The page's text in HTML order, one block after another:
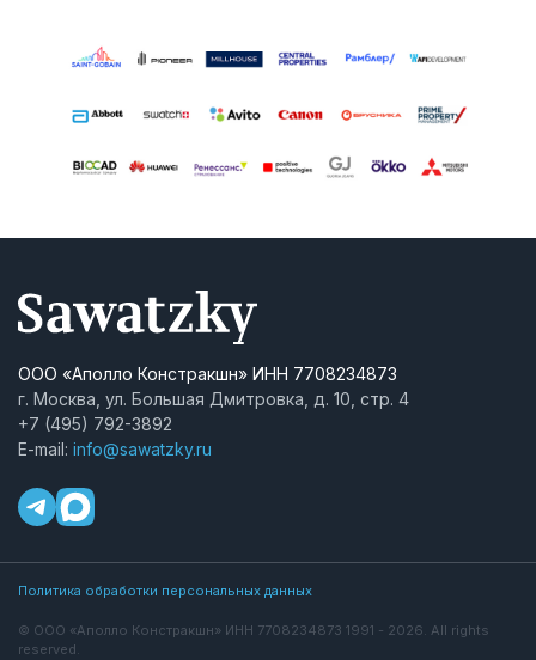
ООО «Аполло Констракшн» ИНН 7708234873
г. Москва, ул. Большая Дмитровка, д. 10, стр. 4
+7 (495) 792-3892
E-mail: info@sawatzky.ru
Политика обработки персональных данных
© ООО «Аполло Констракшн» ИНН 7708234873 1991 - 2026. All rights
reserved.